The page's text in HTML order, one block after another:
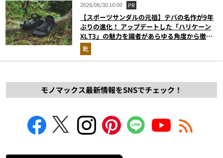
2026/06/30 10:00 PR
【スポーツサンダルの元祖】テバの名作が9年
ぶりの進化！ アップデートした「ハリケーン
XLT3」の魅力を識者があらゆる角度から徹底
解説！
靴
モノマックス最新情報をSNSでチェック！